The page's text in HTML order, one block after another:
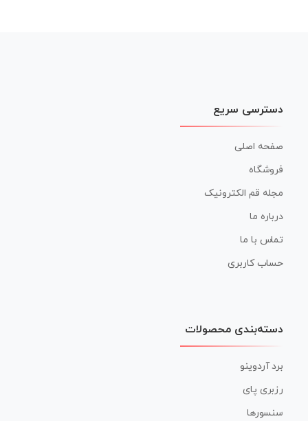
دسترسی سریع
صفحه اصلی
فروشگاه
مجله قم الکترونیک
درباره ما
تماس با ما
حساب کاربری
دسته‌بندی محصولات
برد آردوینو
رزبری پای
سنسورها